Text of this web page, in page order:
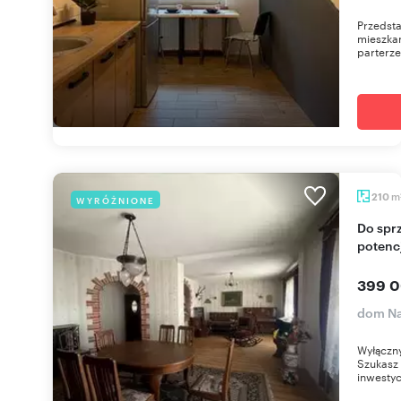
WYRÓŻNIONE 210 m
Do sprzedania przestronny dom 210 m² z
399
dom